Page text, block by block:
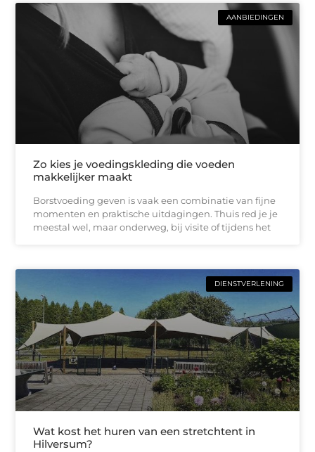
AANBIEDINGEN
Zo kies je voedingskleding die voeden
makkelijker maakt
Borstvoeding geven is vaak een combinatie van fijne
momenten en praktische uitdagingen. Thuis red je je
meestal wel, maar onderweg, bij visite of tijdens het
DIENSTVERLENING
Wat kost het huren van een stretchtent in
Hilversum?